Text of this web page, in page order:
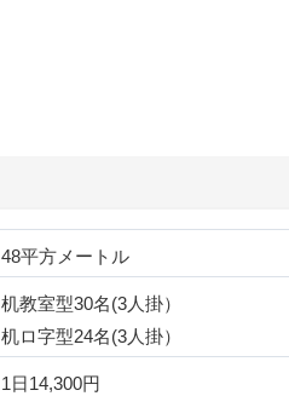
48平方メートル
机教室型30名(3人掛）
机ロ字型24名(3人掛）
1日14,300円